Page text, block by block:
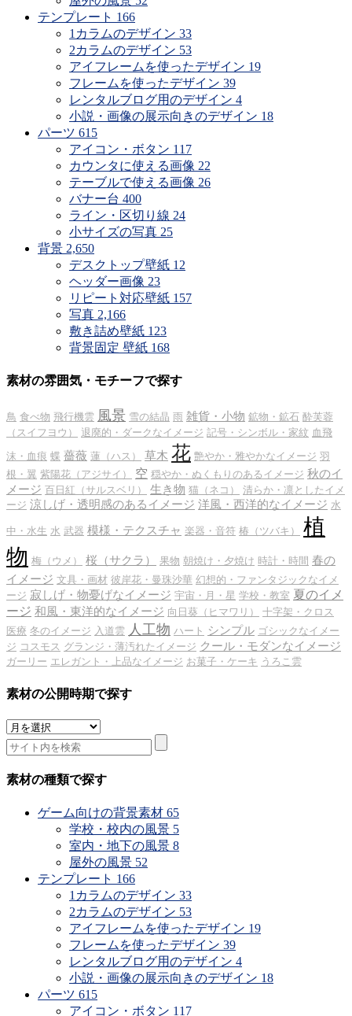
テンプレート 166
1カラムのデザイン 33
2カラムのデザイン 53
アイフレームを使ったデザイン 19
フレームを使ったデザイン 39
レンタルブログ用のデザイン 4
小説・画像の展示向きのデザイン 18
パーツ 615
アイコン・ボタン 117
カウンタに使える画像 22
テーブルで使える画像 26
バナー台 400
ライン・区切り線 24
小サイズの写真 25
背景 2,650
デスクトップ壁紙 12
ヘッダー画像 23
リピート対応壁紙 157
写真 2,166
敷き詰め壁紙 123
背景固定 壁紙 168
素材の雰囲気・モチーフで探す
鳥 食べ物 飛行機雲 風景 雪の結晶 雨 雑貨・小物 鉱物・鉱石 酔芙蓉
（スイフヨウ）
退廃的・ダークなイメージ 記号・シンボル・家紋 血飛
沫・血痕 蝶 薔薇 蓮（ハス） 草木 花 艶やか・雅やかなイメージ 羽
根・翼 紫陽花（アジサイ） 空 穏やか・ぬくもりのあるイメージ 秋のイ
メージ 百日紅（サルスベリ） 生き物 猫（ネコ）
清らか・凛としたイメ
ージ 涼しげ・透明感のあるイメージ 洋風・西洋的なイメージ 水
中・水生 水 武器 模様・テクスチャ 楽器・音符 椿（ツバキ）
植
物 梅（ウメ） 桜（サクラ） 果物 朝焼け・夕焼け 時計・時間 春の
イメージ 文具・画材 彼岸花・曼珠沙華 幻想的・ファンタジックなイメ
ージ 寂しげ・物憂げなイメージ 宇宙・月・星 学校・教室 夏のイメ
ージ 和風・東洋的なイメージ 向日葵（ヒマワリ）
十字架・クロス
医療 冬のイメージ 入道雲 人工物 ハート シンプル ゴシックなイメー
ジ コスモス グランジ・薄汚れたイメージ クール・モダンなイメージ
ガーリー エレガント・上品なイメージ お菓子・ケーキ うろこ雲
素材の公開時期で探す
素
材
の
公
素材の種類で探す
ゲーム向けの背景素材 65
学校・校内の風景 5
室内・地下の風景 8
屋外の風景 52
テンプレート 166
1カラムのデザイン 33
2カラムのデザイン 53
アイフレームを使ったデザイン 19
フレームを使ったデザイン 39
レンタルブログ用のデザイン 4
小説・画像の展示向きのデザイン 18
パーツ 615
アイコン・ボタン 117